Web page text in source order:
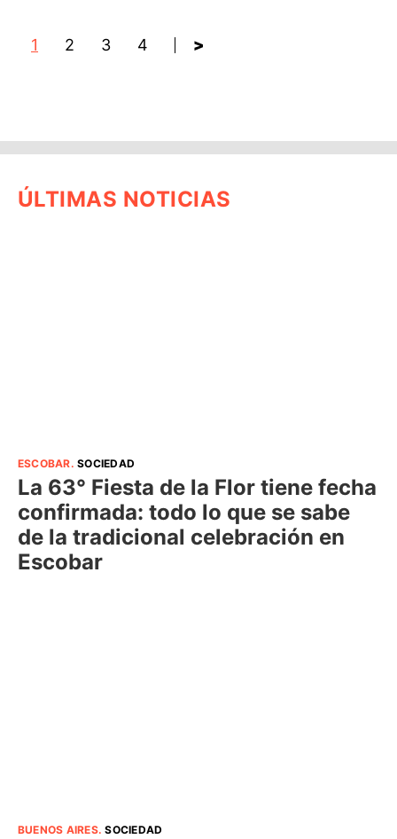
1 2 3 4 >
ÚLTIMAS NOTICIAS
ESCOBAR.SOCIEDAD
La 63° Fiesta de la Flor tiene fecha
confirmada: todo lo que se sabe
de la tradicional celebración en
Escobar
BUENOS AIRES.SOCIEDAD